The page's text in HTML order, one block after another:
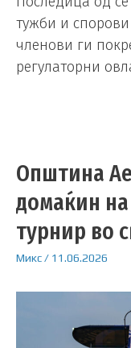
тужби и
членови ги
регулаторни
Општина
домаќин на
турнир во
Микс/ 11.06.2026